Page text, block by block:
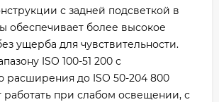
с задней подсветкой в
обеспечивает более высокое
ущерба для чувствительности.
ISO 100-51 200 с
расширения до ISO 50-204 800
при слабом освещении, с